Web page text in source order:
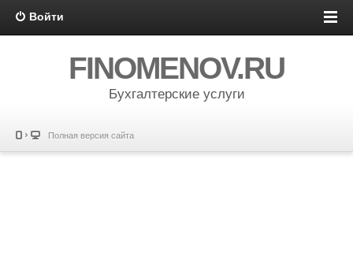
Войти
FINOMENOV.RU
Бухгалтерские услуги
Полная версия сайта